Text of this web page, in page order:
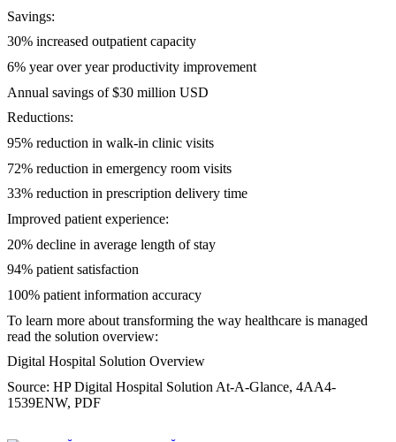
Savings:
30% increased outpatient capacity
6% year over year productivity improvement
Annual savings of $30 million USD
Reductions:
95% reduction in walk-in clinic visits
72% reduction in emergency room visits
33% reduction in prescription delivery time
Improved patient experience:
20% decline in average length of stay
94% patient satisfaction
100% patient information accuracy
To learn more about transforming the way healthcare is managed
read the solution overview:
Digital Hospital Solution Overview
Source: HP Digital Hospital Solution At-A-Glance, 4AA4-
1539ENW, PDF